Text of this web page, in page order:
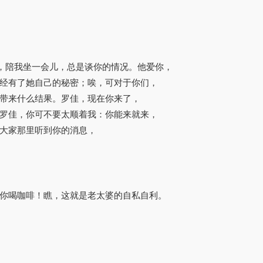
我坐一会儿，总是谈你的情况。他爱你，
有了她自己的秘密；唉，可对于你们，
什么结果。罗佳，现在你来了，
佳，你可不要太顺着我：你能来就来，
家那里听到你的消息，
喝咖啡！瞧，这就是老太婆的自私自利。